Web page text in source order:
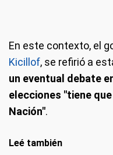
En este contexto, el
Kicillof, se refirió a
un eventual debate
elecciones "tiene
Nación".
Leé también